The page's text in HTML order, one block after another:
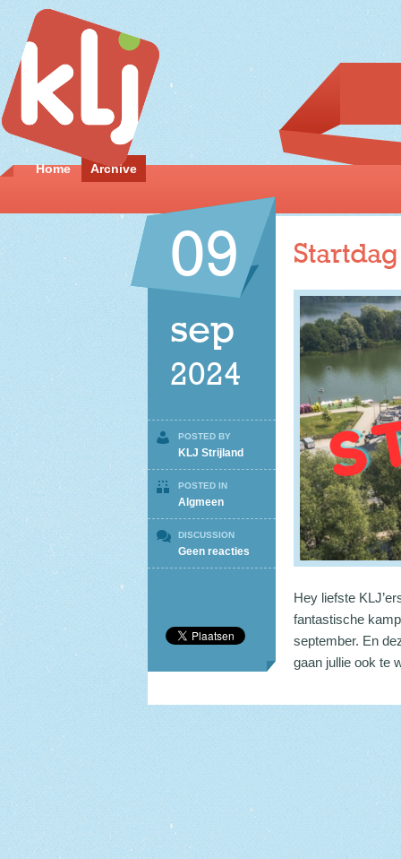
Home Archive
09
sep
2024
POSTED BY
KLJ Strijland
POSTED IN
Algmeen
DISCUSSION
Geen reacties
Startdag
Startdag
Hey liefste
fantastische
september. En
gaan jullie ook te